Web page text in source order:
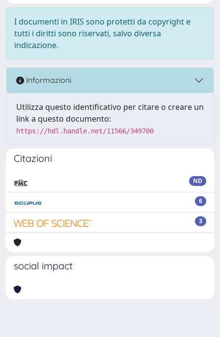
I documenti in IRIS sono protetti da copyright e
tutti i diritti sono riservati, salvo diversa
indicazione.
Informazioni
Utilizza questo identificativo per citare o creare un
link a questo documento:
https://hdl.handle.net/11566/349700
Citazioni
ND
6
3
social impact